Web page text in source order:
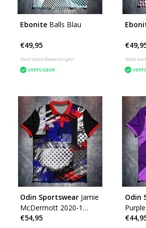
Ebonite Balls Blau
€49,95
Noch keine Bewertungen
VERFÜGBAR
Noch
Odin Sportswear Jamie
McDermott 2020-1
Grunge (DE)
€54,95
Odin
Purple